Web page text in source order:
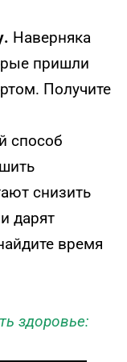
Наверняка
пришли
Получите
способ
снизить
дарят
время
здоровье: